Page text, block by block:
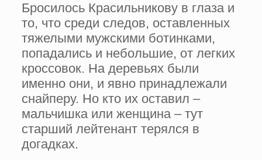
Бросилось Красильникову в глаза и
то, что среди следов, оставленных
тяжелыми мужскими ботинками,
попадались и небольшие, от легких
кроссовок. На деревьях были
именно они, и явно принадлежали
снайперу. Но кто их оставил –
мальчишка или женщина – тут
старший лейтенант терялся в
догадках.